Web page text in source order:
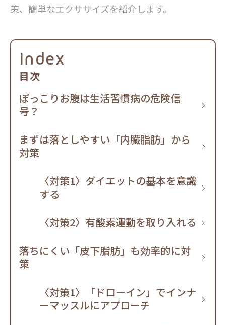
策、簡単なエクササイズを紹介します。
Index
目次
ぽっこりお腹は生活習慣病の危険信
号？
まずは落としやすい「内臓脂肪」から
対策
〈対策1〉ダイエットの基本を意識
する
〈対策2〉有酸素運動を取り入れる
落ちにくい「皮下脂肪」も効率的に対
策
〈対策1〉「ドローイン」でインナ
ーマッスルにアプローチ